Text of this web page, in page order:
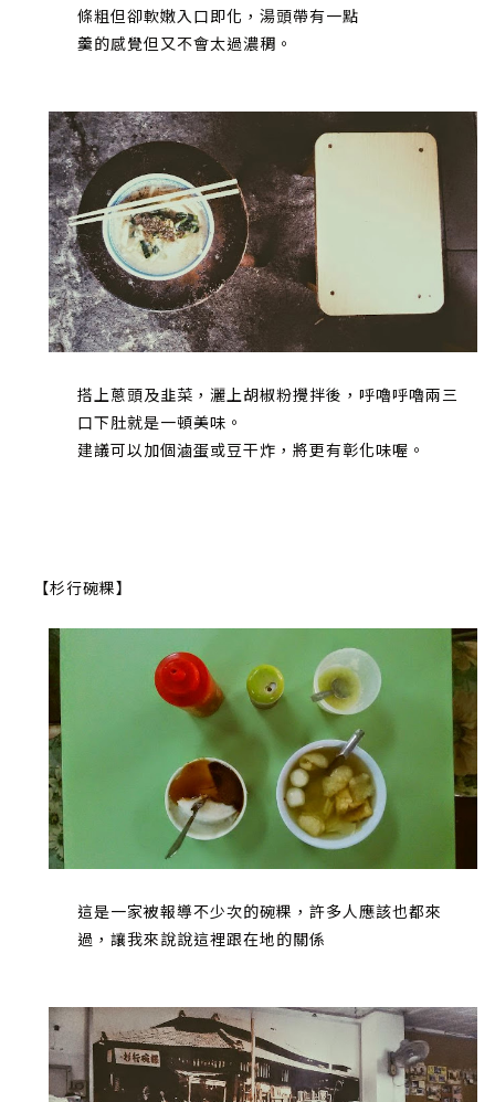
條粗但卻軟嫩入口即化，湯頭帶有一點
羹的感覺但又不會太過濃稠。
搭上蔥頭及韭菜，灑上胡椒粉攪拌後，呼嚕呼嚕兩三
口下肚就是一頓美味。
建議可以加個滷蛋或豆干炸，將更有彰化味喔。
【杉行碗粿】
這是一家被報導不少次的碗粿，許多人應該也都來
過，讓我來說說這裡跟在地的關係